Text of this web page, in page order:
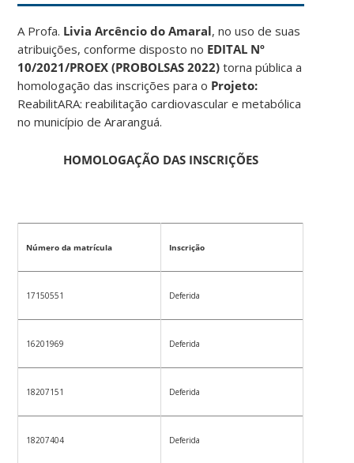
A Profa. Livia Arcêncio do Amaral, no uso de suas
atribuições, conforme disposto no EDITAL Nº
10/2021/PROEX (PROBOLSAS 2022)torna pública a
homologação das inscrições para o Projeto:
ReabilitARA: reabilitação cardiovascular e metabólica
no município de Araranguá.
HOMOLOGAÇÃO DAS INSCRIÇÕES
Número da matrícula Inscrição
17150551 Deferida
16201969 Deferida
18207151 Deferida
18207404 Deferida